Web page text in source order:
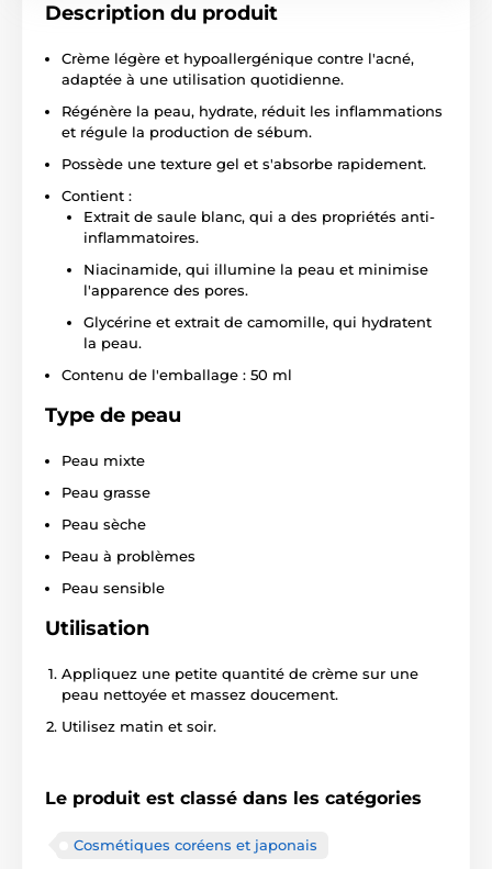
Description du produit
Crème légère et hypoallergénique contre l'acné,
adaptée à une utilisation quotidienne.
Régénère la peau, hydrate, réduit les inflammations
et régule la production de sébum.
Possède une texture gel et s'absorbe rapidement.
Contient :
Extrait de saule blanc, qui a des propriétés anti-
inflammatoires.
Niacinamide, qui illumine la peau et minimise
l'apparence des pores.
Glycérine et extrait de camomille, qui hydratent
la peau.
Contenu de l'emballage : 50 ml
Type de peau
Peau mixte
Peau grasse
Peau sèche
Peau à problèmes
Peau sensible
Utilisation
Appliquez une petite quantité de crème sur une
peau nettoyée et massez doucement.
Utilisez matin et soir.
Le produit est classé dans les catégories
Cosmétiques coréens et japonais